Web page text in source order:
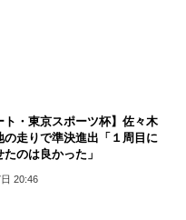
ト・東京スポーツ杯】佐々木
走りで準決進出「１周目に
たのは良かった」
20:46